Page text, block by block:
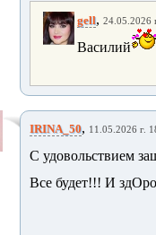
gell, 24.05.2026
Василий
IRINA_50, 11.05.2026 г.
С удовольствием
Все будет!!! И